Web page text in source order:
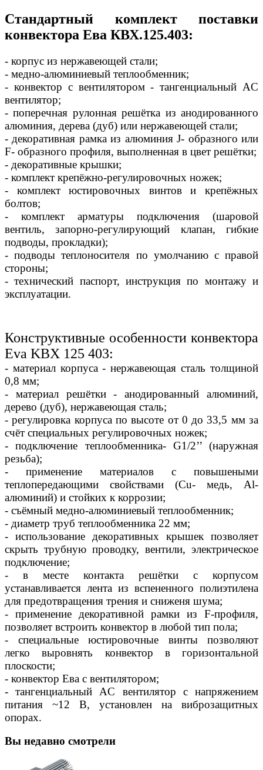
Стандартный комплект поставки
конвектора Ева КВХ.125.403:
- корпус из нержавеющей стали;
- медно-алюминиевый теплообменник;
- конвектор с вентилятором - тангенциальный AC
вентилятор;
- поперечная рулонная решётка из анодированного
алюминия, дерева (дуб) или нержавеющей стали;
- декоративная рамка из алюминия J- образного или
F- образного профиля, выполненная в цвет решётки;
- декоративные крышки;
- комплект крепёжно-регулировочных ножек;
- комплект юстировочных винтов и крепёжных
болтов;
- комплект арматуры подключения (шаровой
вентиль, запорно-регулирующий клапан, гибкие
подводы, прокладки);
- подводы теплоносителя по умолчанию с правой
стороны;
- технический паспорт, инструкция по монтажу и
эксплуатации.
Конструктивные особенности конвектора
Eva KBX 125 403:
- материал корпуса - нержавеющая сталь толщиной
0,8 мм;
- материал решётки - анодированный алюминий,
дерево (дуб), нержавеющая сталь;
- регулировка корпуса по высоте от 0 до 33,5 мм за
счёт специальных регулировочных ножек;
- подключение теплообменника- G1/2’’ (наружная
резьба);
- применение материалов с повышеными
теплопередающими свойствами (Сu- медь, Al-
алюминий) и стойких к коррозии;
- съёмный медно-алюминиевый теплообменник;
- диаметр труб теплообменника 22 мм;
- использование декоративных крышек позволяет
скрыть трубную проводку, вентили, электрическое
подключение;
- в месте контакта решётки с корпусом
устанавливается лента из вспененного полиэтилена
для предотвращения трения и сниженя шума;
- применение декоративной рамки из F-профиля,
позволяет встроить конвектор в любой тип пола;
- специальные юстировочные винты позволяют
легко выровнять конвектор в горизонтальной
плоскости;
- конвектор Ева с вентилятором;
- тангенциальный AC вентилятор c напряжением
питания ~12 В, установлен на виброзащитных
опорах.
Вы недавно смотрели